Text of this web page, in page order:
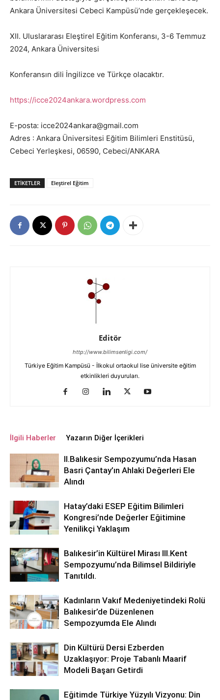
Ankara Üniversitesi Cebeci Kampüsü’nde gerçekleşecek.
XII. Uluslararası Eleştirel Eğitim Konferansı, 3-6 Temmuz
2024, Ankara Üniversitesi
Konferansın dili İngilizce ve Türkçe olacaktır.
https://icce2024ankara.wordpress.com
E-posta: icce2024ankara@gmail.com
Adres : Ankara Üniversitesi Eğitim Bilimleri Enstitüsü,
Cebeci Yerleşkesi, 06590, Cebeci/ANKARA
ETIKETLER Eleştirel Eğitim
Editör
http://www.bilimsenligi.com/
Türkiye Eğitim Kampüsü - İlkokul ortaokul lise üniversite eğitim
etkinlikleri duyuruları.
İlgili Haberler Yazarın Diğer İçerikleri
ll.Balıkesir Sempozyumu’nda Hasan
Basri Çantay’ın Ahlaki Değerleri Ele
Alındı
Hatay’daki ESEP Eğitim Bilimleri
Kongresi’nde Değerler Eğitimine
Yenilikçi Yaklaşım
Balıkesir’in Kültürel Mirası lll.Kent
Sempozyumu’nda Bilimsel Bildiriyle
Tanıtıldı.
Kadınların Vakıf Medeniyetindeki Rolü
Balıkesir’de Düzenlenen
Sempozyumda Ele Alındı
Din Kültürü Dersi Ezberden
Uzaklaşıyor: Proje Tabanlı Maarif
Modeli Başarı Getirdi
Eğitimde Türkiye Yüzyılı Vizyonu: Din